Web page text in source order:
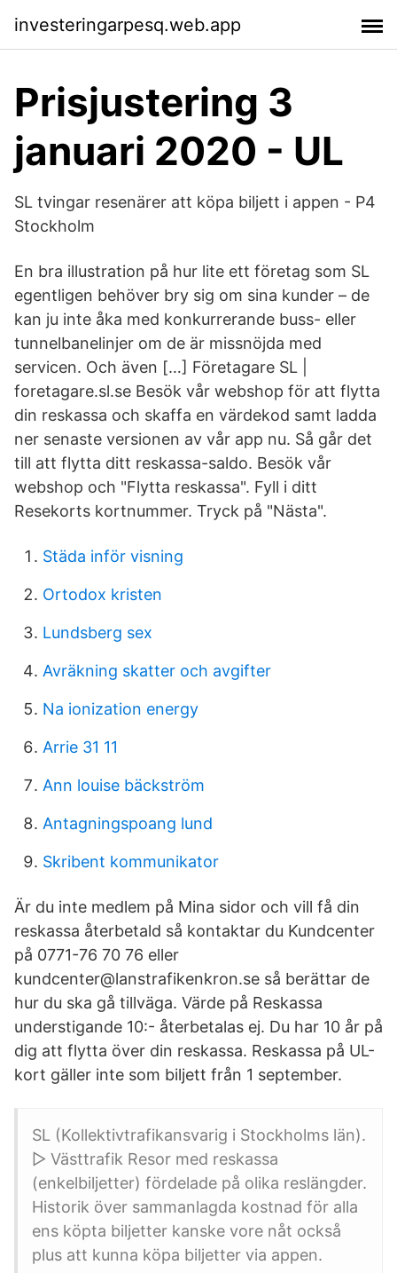
investeringarpesq.web.app
Prisjustering 3
januari 2020 - UL
SL tvingar resenärer att köpa biljett i appen - P4
Stockholm
En bra illustration på hur lite ett företag som SL
egentligen behöver bry sig om sina kunder – de
kan ju inte åka med konkurrerande buss- eller
tunnelbanelinjer om de är missnöjda med
servicen. Och även […] Företagare SL |
foretagare.sl.se Besök vår webshop för att flytta
din reskassa och skaffa en värdekod samt ladda
ner senaste versionen av vår app nu. Så går det
till att flytta ditt reskassa-saldo. Besök vår
webshop och "Flytta reskassa". Fyll i ditt
Resekorts kortnummer. Tryck på "Nästa".
Städa inför visning
Ortodox kristen
Lundsberg sex
Avräkning skatter och avgifter
Na ionization energy
Arrie 31 11
Ann louise bäckström
Antagningspoang lund
Skribent kommunikator
Är du inte medlem på Mina sidor och vill få din
reskassa återbetald så kontaktar du Kundcenter
på 0771-76 70 76 eller
kundcenter@lanstrafikenkron.se så berättar de
hur du ska gå tillväga. Värde på Reskassa
understigande 10:- återbetalas ej. Du har 10 år på
dig att flytta över din reskassa. Reskassa på UL-
kort gäller inte som biljett från 1 september.
SL (Kollektivtrafikansvarig i Stockholms län).
▷ Västtrafik Resor med reskassa
(enkelbiljetter) fördelade på olika reslängder.
Historik över sammanlagda kostnad för alla
ens köpta biljetter kanske vore nåt också
plus att kunna köpa biljetter via appen.